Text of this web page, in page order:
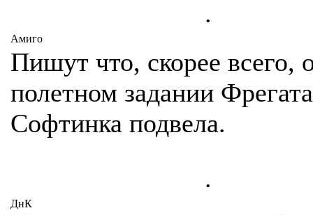
.
Амиго
Пишут что, скорее всего,
полетном задании
Софтинка подвела.
.
ДнК